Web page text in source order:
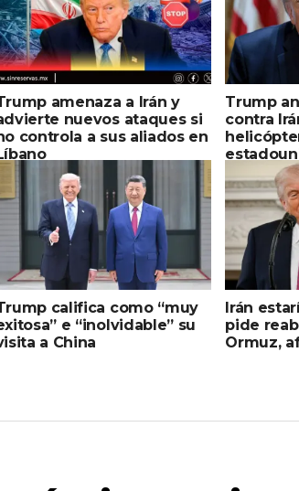
amenaza a Irán y
nuevos ataques si
controla a sus aliados en
Trump
contra
califica como “muy
e “inolvidable” su
a China
Irán
pide
Ormuz,